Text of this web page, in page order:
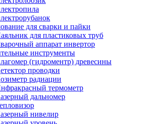
для сварки и пайки
для пластиковых труб
аппарат инвертор
инструменты
(гидроментр) древесины
проводки
радиации
термометр
дальномер
нивелир